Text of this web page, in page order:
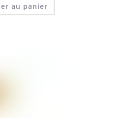
au panier